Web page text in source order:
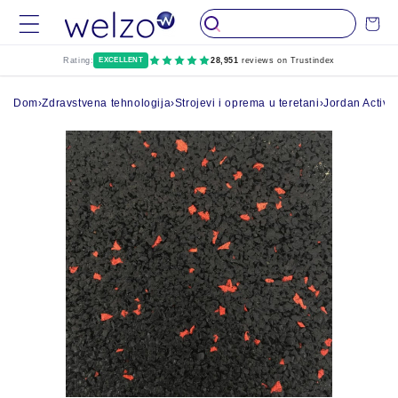
Preskočiti na
sadržaj
Kolica
Rating: EXCELLENT 28,951 reviews on Trustindex
Dom›Zdravstvena tehnologija›Strojevi i oprema u teretani›Jordan